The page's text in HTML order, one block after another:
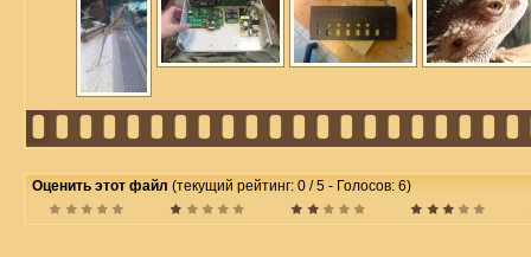
Оценить этот файл (текущий рейтинг: 0 / 5 - Голосов: 6)